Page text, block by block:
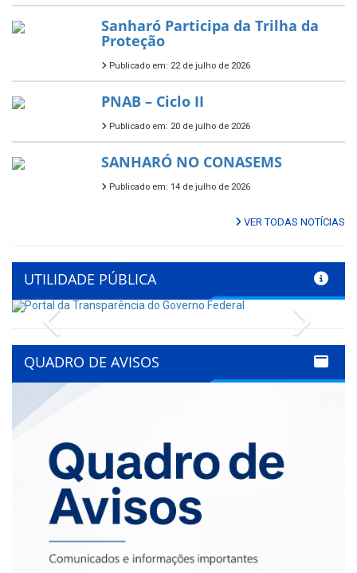
Sanharó Participa da Trilha da
Proteção
Publicado em: 22 de julho de 2026
PNAB – Ciclo II
Publicado em: 20 de julho de 2026
SANHARÓ NO CONASEMS
Publicado em: 14 de julho de 2026
VER TODAS NOTÍCIAS
UTILIDADE PÚBLICA
Previous
QUADRO DE AVISOS